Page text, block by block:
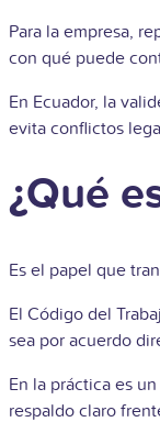
Para la empresa,
con qué puede
En Ecuador, la
evita conflictos
¿Qué
Es el papel que
El Código del
sea por acuerdo
En la práctica es
respaldo claro